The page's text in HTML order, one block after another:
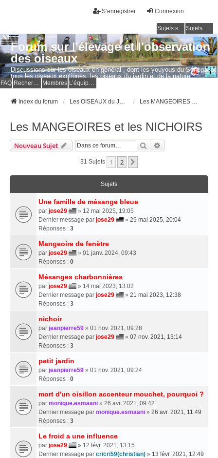
Connexion
S’enregistrer
Sujets sans réponse Sujets actifs
Forum sur l'élevage et l'observation
des oiseaux
Discussions sur les oiseaux en général , dont les youyous du Sénégal et
tous les oiseaux exotiques, les oiseaux du jardin et de la nature.
Questions, photos, expériences.
FAQ Membres
Index du forum
Les MANGEOIRES et les NICHOIRS
Nouveau Sujet Rechercher
31 Sujets 1 2
Sujets
Une famille de mésange bleue
par jose29
» 12 mai 2025, 19:05
Dernier message par jose29 » 29 mai 2025, 20:04
Réponses : 3
Mangeoire de fenêtre
par jose29
» 01 janv. 2024, 09:43
Réponses : 0
Mésanges charbonnières
par jose29
» 14 mai 2023, 13:02
Dernier message par jose29 » 21 mai 2023, 12:38
Réponses : 3
nichoir
par jeanpierre59 » 01 nov. 2021, 09:28
Dernier message par jose29 » 07 nov. 2021, 13:14
Réponses : 3
petit jardin
par jeanpierre59 » 01 nov. 2021, 09:24
Réponses : 0
mort d'un oisillon accenteur mouchet, pourquoi ?
par monique.esmaani » 26 avr. 2021, 09:42
Dernier message par monique.esmaani » 26 avr. 2021, 11:49
Réponses : 3
Le froid a une influence
par jose29
» 12 févr. 2021, 13:15
Dernier message par cricri59(christian) » 13 févr. 2021, 12:49